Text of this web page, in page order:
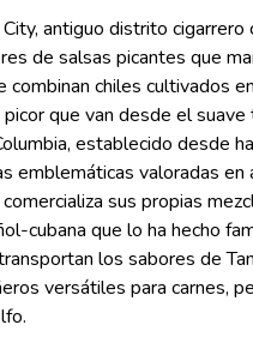
antiguo distrito
de salsas picantes que
combinan chiles cultivados
que van desde el
establecido desde
emblemáticas valoradas en
sus propias
cubana que lo ha hecho
los sabores de
versátiles para carnes,